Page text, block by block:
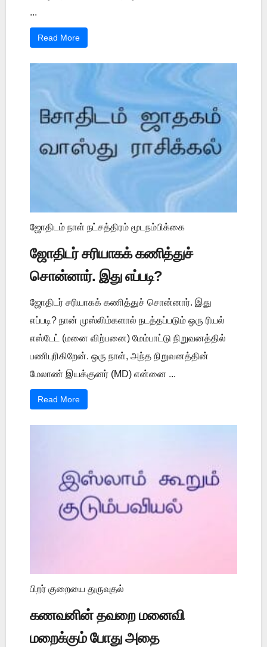
...
Read More
ஜோதிடம் நாள் நட்சத்திரம் மூடநம்பிக்கை
ஜோதிடர் சரியாகக் கணித்துச்
சொன்னார். இது எப்படி?
ஜோதிடர் சரியாகக் கணித்துச் சொன்னார். இது
எப்படி? நான் முஸ்லிம்களால் நடத்தப்படும் ஒரு ரியல்
எஸ்டேட் (மனை விற்பனை) மேம்பாட்டு நிறுவனத்தில்
பணிபுரிகிறேன். ஒரு நாள், அந்த நிறுவனத்தின்
மேலாண் இயக்குனர் (MD) என்னை ...
Read More
பிறர் குறையை துருவுதல்
கணவனின் தவறை மனைவி
மறைக்கும் போது அதை